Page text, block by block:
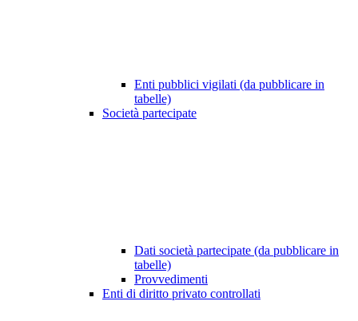
Enti pubblici vigilati (da pubblicare in
tabelle)
Società partecipate
Dati società partecipate (da pubblicare in
tabelle)
Provvedimenti
Enti di diritto privato controllati